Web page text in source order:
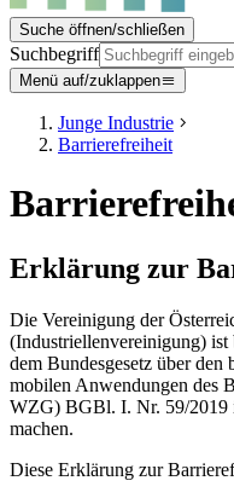
Suche öffnen/schließen
Suchbegriff
Menü auf/zuklappen
Junge Industrie
Barrierefreiheit
Erklärung zur
Die Vereinigung der
(Industriellenvereinigung)
dem Bundesgesetz über den
mobilen Anwendungen des
WZG) BGBl. I. Nr. 59/2019
machen.
Diese Erklärung zur